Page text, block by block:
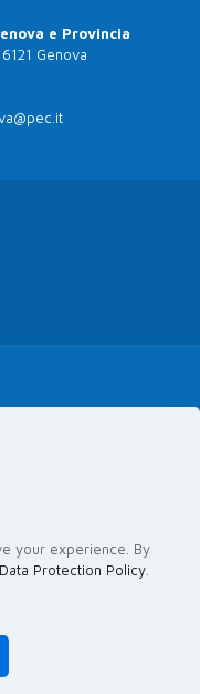
e Provincia
Genova
your experience. By
Data Protection Policy.